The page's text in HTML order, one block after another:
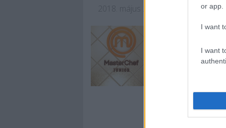
or app.
I want
I want
2018. május 28. Jasinka Ádám
A május elején
szórakoztató
sikerrel futó